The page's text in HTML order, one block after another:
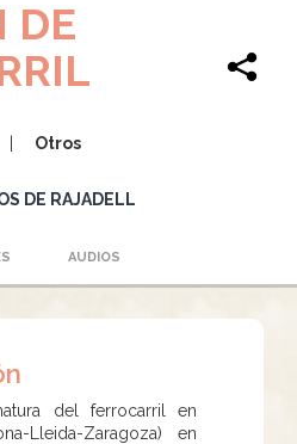
DE
Otros
DE RAJADELL
AUDIOS
del ferrocarril en
Lleida-Zaragoza) en